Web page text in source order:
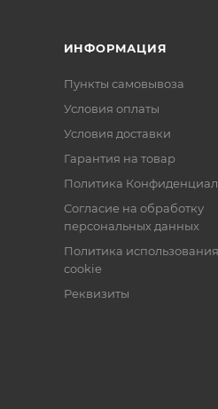
ИНФОРМАЦИЯ
Пункты самовывоза
Условия оплаты
Условия доставки
Гарантия на товар
Политика
Согласие на обработку
персональных данных
Политика
cookie
Реквизиты